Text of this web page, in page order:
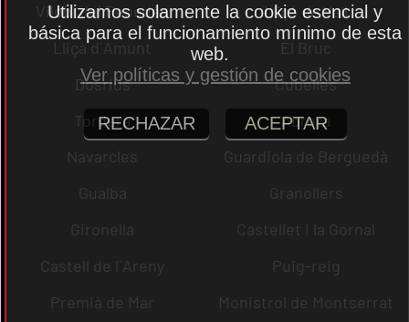
Vilobí del Penedès
Lliçà de Vall
Lliçà d´Amunt
El Bruc
Dosrius
Cubelles
Tordera
Abrera
Navarcles
Guardiola de Berguedà
Gualba
Granollers
Gironella
Castellet i la Gornal
Castell de l´Areny
Puig-reig
Premià de Mar
Monistrol de Montserrat
Utilizamos solamente la cookie esencial y
básica para el funcionamiento mínimo de esta
web.
Ver políticas y gestión de cookies
RECHAZAR ACEPTAR